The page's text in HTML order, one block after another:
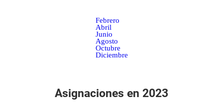
Febrero
Abril
Junio
Agosto
Octubre
Diciembre
Asignaciones en 2023